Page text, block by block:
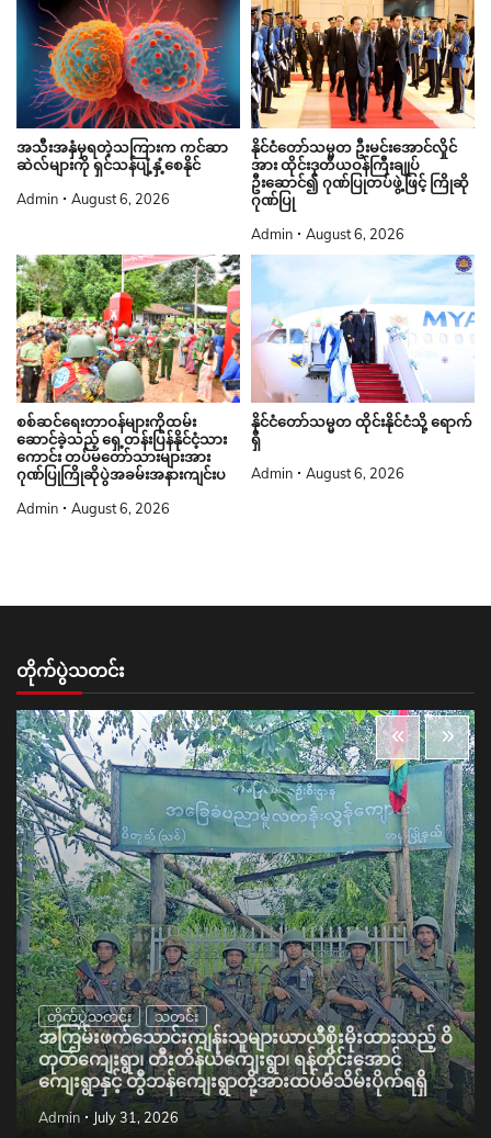
အသီးအနှံမှရတဲ့သကြားက ကင်ဆာ
ဆဲလ်များကို ရှင်သန်ပျံ့နှံ့စေနိုင်
Admin August 6, 2026
နိုင်ငံတော်သမ္မတ ဦးမင်းအောင်လှိုင်
အား ထိုင်းဒုတိယဝန်ကြီးချုပ်
ဦးဆောင်၍ ဂုဏ်ပြုတပ်ဖွဲ့ဖြင့် ကြိုဆို
ဂုဏ်ပြု
Admin August 6, 2026
စစ်ဆင်ရေးတာဝန်များကိုထမ်း
ဆောင်ခဲ့သည့် ရှေ့တန်းပြန်နိုင်ငံ့သား
ကောင်း တပ်မတော်သားများအား
ဂုဏ်ပြုကြိုဆိုပွဲအခမ်းအနားကျင်းပ
Admin August 6, 2026
နိုင်ငံတော်သမ္မတ ထိုင်းနိုင်ငံသို့ ရောက်
ရှိ
Admin August 6, 2026
တိုက်ပွဲသတင်း
တိုက်ပွဲသတင်း သတင်း
အကြမ်းဖက်သောင်းကျန်းသူများယာယီစိုးမိုးထားသည့် ဝိ
တုတ်ကျေးရွာ၊ တီးတိန်ယံကျေးရွာ၊ ရန်တိုင်းအောင်
ကျေးရွာနှင့် တွီဘန်ကျေးရွာတို့အားထပ်မံသိမ်းပိုက်ရရှိ
Admin July 31, 2026